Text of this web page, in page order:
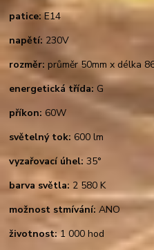
patice:E14
napětí: 230V
rozměr: průměr 50mm x délka
energetická třída: G
příkon: 60W
světelný tok: 600 lm
vyzařovací úhel: 35°
barva světla: 2 580 K
možnost stmívání: ANO
životnost:1 000 hod